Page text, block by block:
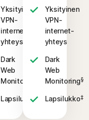
Yksityinen
VPN-
internet-
yhteys
Dark
Web
Monitoring
Lapsilukko‡
Yksityinen
VPN-
internet-
yhteys
Dark
Web
Monitoring§
Lapsilukko‡